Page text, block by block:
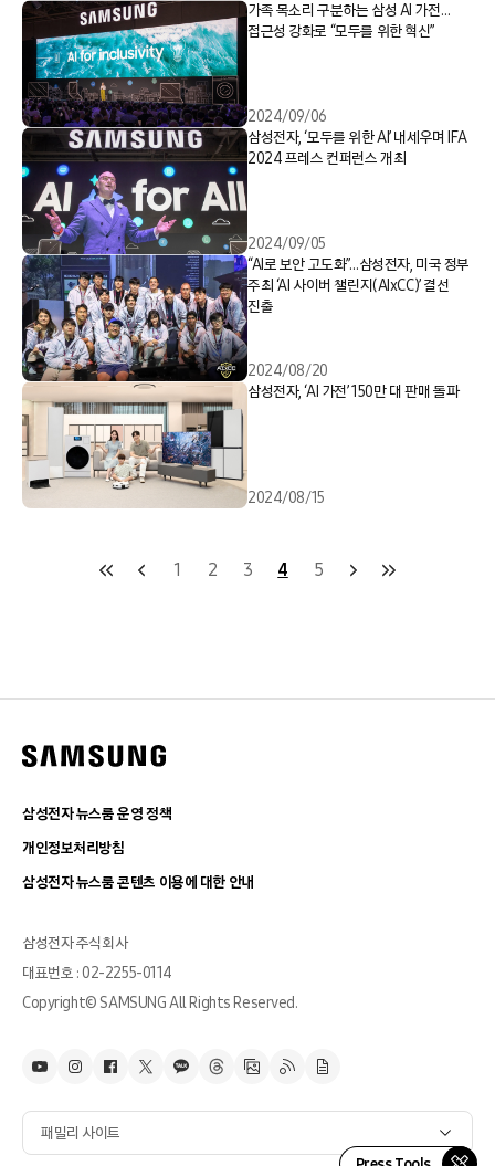
가족 목소리 구분하는 삼성 AI 가전…
접근성 강화로 “모두를 위한 혁신”
2024/09/06
삼성전자, ‘모두를 위한 AI’ 내세우며 IFA
2024 프레스 컨퍼런스 개최
2024/09/05
“AI로 보안 고도화”…삼성전자, 미국 정부
주최 ‘AI 사이버 챌린지(AIxCC)’ 결선
진출
2024/08/20
삼성전자, ‘AI 가전’ 150만 대 판매 돌파
2024/08/15
1 2 3 4 5
삼성전자 뉴스룸 운영 정책
개인정보처리방침
삼성전자 뉴스룸 콘텐츠 이용에 대한 안내
삼성전자 주식회사
대표번호 : 02-2255-0114
Copyright© SAMSUNG All Rights Reserved.
패밀리 사이트